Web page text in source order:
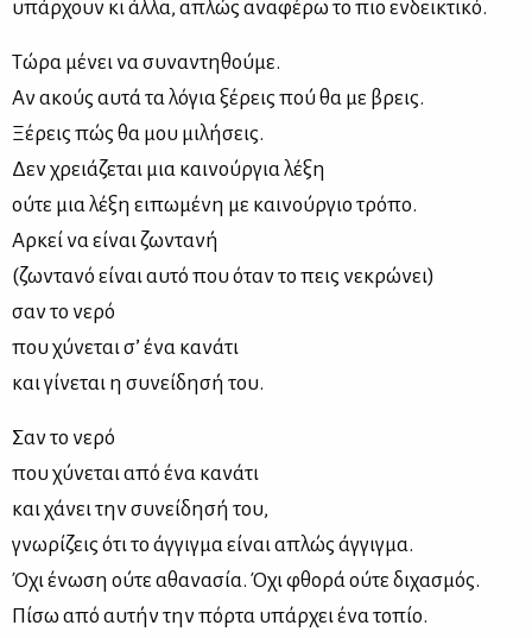
υπάρχουν κι άλλα, απλώς αναφέρω το πιο ενδεικτικό.
Τώρα μένει να συναντηθούμε.
Αν ακούς αυτά τα λόγια ξέρεις πού θα με βρεις.
Ξέρεις πώς θα μου μιλήσεις.
Δεν χρειάζεται μια καινούργια λέξη
ούτε μια λέξη ειπωμένη με καινούργιο τρόπο.
Αρκεί να είναι ζωντανή
(ζωντανό είναι αυτό που όταν το πεις νεκρώνει)
σαν το νερό
που χύνεται σ’ ένα κανάτι
και γίνεται η συνείδησή του.
Σαν το νερό
που χύνεται από ένα κανάτι
και χάνει την συνείδησή του,
γνωρίζεις ότι το άγγιγμα είναι απλώς άγγιγμα.
Όχι ένωση ούτε αθανασία. Όχι φθορά ούτε διχασμός.
Πίσω από αυτήν την πόρτα υπάρχει ένα τοπίο.